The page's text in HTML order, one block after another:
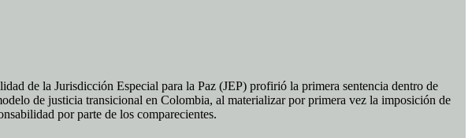
de la Jurisdicción Especial para la Paz (JEP) profirió la primera sentencia dentro de
de justicia transicional en Colombia, al materializar por primera vez la imposición de
por parte de los comparecientes.